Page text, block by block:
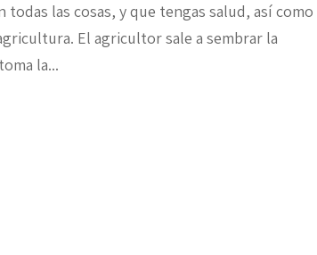
las cosas, y que tengas salud, así como
El agricultor sale a sembrar la
la...